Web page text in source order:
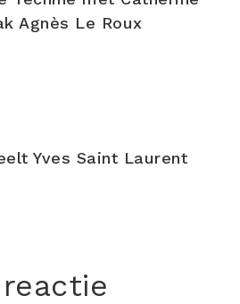
Agnès Le Roux
Yves Saint Laurent